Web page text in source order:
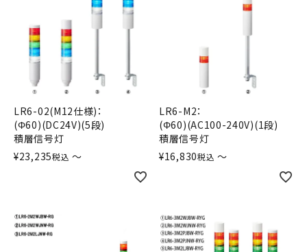
LR6-02(M12仕様)：
(Φ60)(DC24V)(5段)
積層信号灯
¥23,235税込 〜
LR6-M2：
(Φ60)(AC100-240V)(1段)
積層信号灯
¥16,830税込 〜